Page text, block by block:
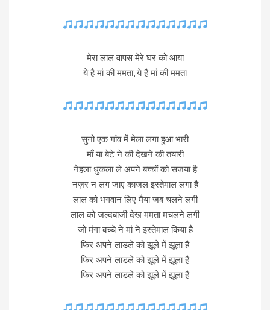
मेरा लाल वापस मेरे घर को आया
ये है मां की ममता, ये है मां की ममता
सुनो एक गांव में मेला लगा हुआ भारी
माँ या बेटे ने की देखने की तयारी
नेहला धुकला ले अपने बच्चों को सजया है
नज़र न लग जाए काजल इस्तेमाल लगा है
लाल को भगवान लिए मैया जब चलने लगी
लाल को जल्दबाजी देख ममता मचलने लगी
जो मंगा बच्चे ने मां ने इस्तेमाल किया है
फिर अपने लाडले को झूले में झूला है
फिर अपने लाडले को झूले में झूला है
फिर अपने लाडले को झूले में झूला है